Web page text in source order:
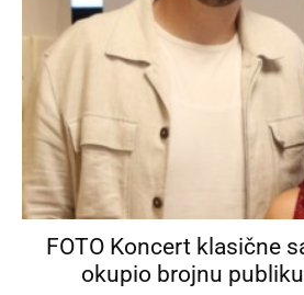
FOTO Koncert klasične
okupio brojnu